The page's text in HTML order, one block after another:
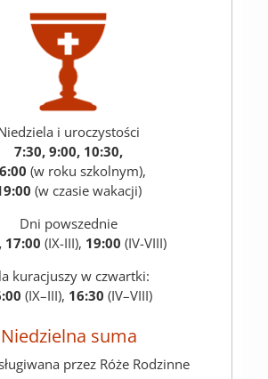
i uroczystości
7:30, 9:00, 10:30,
(w roku szkolnym),
(w czasie wakacji)
Dni powszednie
17:00 (IX-III), 19:00 (IV-VIII)
kuracjuszy w czwartki:
(IX–III), 16:30 (IV–VIII)
Niedzielna suma
przez Róże Rodzinne